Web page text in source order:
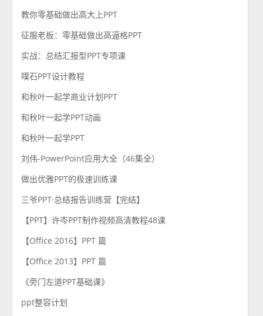
教你零基础做出高大上PPT
征服老板：零基础做出高逼格PPT
实战：总结汇报型PPT专项课
噗石PPT设计教程
和秋叶一起学商业计划PPT
和秋叶一起学PPT动画
和秋叶一起学PPT
刘伟-PowerPoint应用大全（46集全）
做出优雅PPT的极速训练课
三爷PPT·总结报告训练营【完结】
【PPT】许岑PPT制作视频高清教程48课
【Office 2016】PPT 篇
【Office 2013】PPT 篇
《旁门左道PPT基础课》
ppt整容计划